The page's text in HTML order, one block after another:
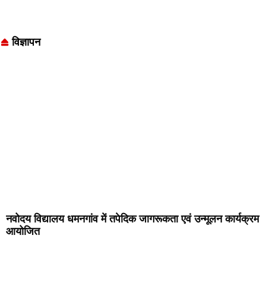
विज्ञापन
नवोदय विद्यालय धमनगांव में तपेदिक जागरूकता एवं उन्मूलन कार्यक्रम
आयोजित